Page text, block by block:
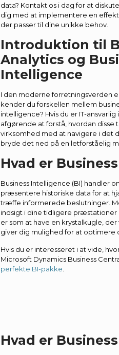
data? Kontakt os i dag for at
dig med at implementere en
der passer til dine unikke behov.
Introduktion til
Analytics og
Intelligence
I den moderne forretningsverden
kender du forskellen mellem
intelligence? Hvis du er IT-
afgørende at forstå, hvordan
virksomhed med at navigere i det
bryde det ned på en letforståelig
Hvad er
Business Intelligence (BI) handler
præsentere historiske data for at
træffe informerede beslutninger.
indsigt i dine tidligere
er som at have en krystalkugle,
giver dig mulighed for at optimere
Hvis du er interesseret i at vide,
Microsoft Dynamics Business
perfekte BI-pakke
Hvad er